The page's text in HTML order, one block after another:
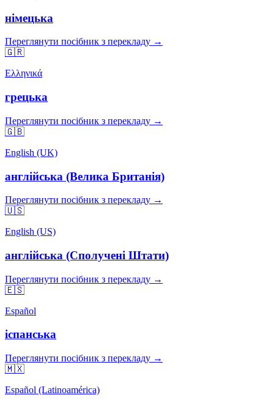
німецька
Переглянути посібник з перекладу →
🇬🇷
Ελληνικά
грецька
Переглянути посібник з перекладу →
🇬🇧
English (UK)
англійська (Велика Британія)
Переглянути посібник з перекладу →
🇺🇸
English (US)
англійська (Сполучені Штати)
Переглянути посібник з перекладу →
🇪🇸
Español
іспанська
Переглянути посібник з перекладу →
🇲🇽
Español (Latinoamérica)